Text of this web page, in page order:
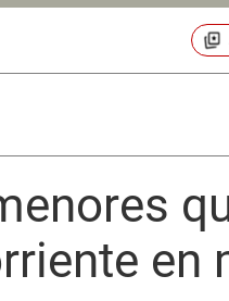
en